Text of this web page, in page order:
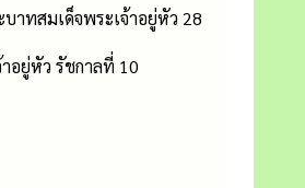
ทสมเด็จพระเจ้าอยู่หัว 28
อยู่หัว รัชกาลที่ 10